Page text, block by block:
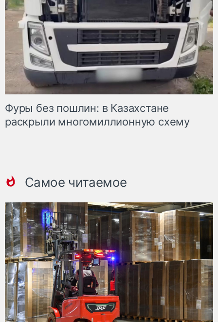
Фуры без пошлин: в Казахстане
раскрыли многомиллионную схему
Самое читаемое